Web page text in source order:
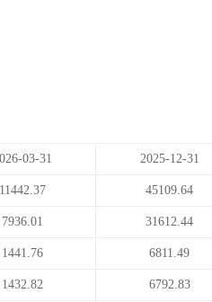
03-31 2025-12-31
11442.37 45109.64
7936.01 31612.44
1441.76 6811.49
1432.82 6792.83